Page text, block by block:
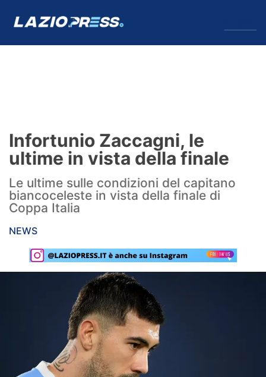
Formello
Infortuni
Primavera
Calciomercato
Lazio Women
Rassegna Lazio
Serie A
Infortunio Zaccagni, le
ultime in vista della finale
Le ultime sulle condizioni del capitano
biancoceleste in vista della finale di
Coppa Italia
NEWS